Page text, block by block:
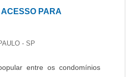
PARA
- SP
entre os condomínios